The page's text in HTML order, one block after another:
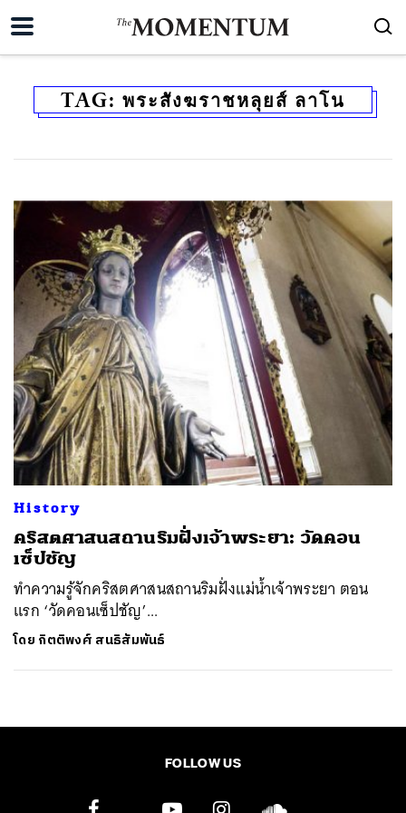
TAG: พระสังฆราชหลุยส์ ลาโน
History
คริสตศาสนสถานริมฝั่งเจ้าพระยา: วัดคอน
เซ็ปชัญ
ทำความรู้จักคริสตศาสนสถานริมฝั่งแม่น้ำเจ้าพระยา ตอน
แรก ‘วัดคอนเซ็ปชัญ’...
โดย กิตติพงศ์ สนธิสัมพันธ์
FOLLOW US
ค้นหา
SHARE TWEET LINE EMAIL